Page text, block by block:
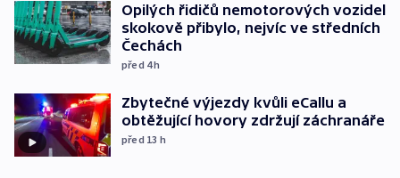
Opilých řidičů nemotorových vozidel
skokově přibylo, nejvíc ve středních
Čechách
před 4h
Zbytečné výjezdy kvůli eCallu a
obtěžující hovory zdržují záchranáře
před 13 h